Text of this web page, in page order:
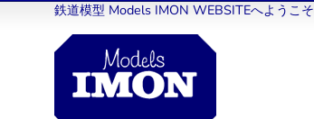
鉄道模型 Models IMON WEBSITEへようこそ